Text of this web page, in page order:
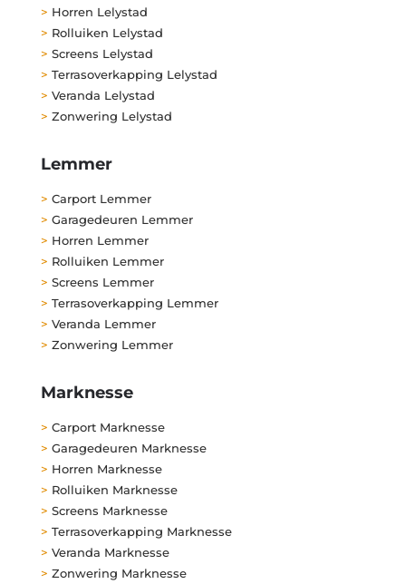
> Horren Lelystad
> Rolluiken Lelystad
> Screens Lelystad
> Terrasoverkapping Lelystad
> Veranda Lelystad
> Zonwering Lelystad
Lemmer
> Carport Lemmer
> Garagedeuren Lemmer
> Horren Lemmer
> Rolluiken Lemmer
> Screens Lemmer
> Terrasoverkapping Lemmer
> Veranda Lemmer
> Zonwering Lemmer
Marknesse
> Carport Marknesse
> Garagedeuren Marknesse
> Horren Marknesse
> Rolluiken Marknesse
> Screens Marknesse
> Terrasoverkapping Marknesse
> Veranda Marknesse
> Zonwering Marknesse